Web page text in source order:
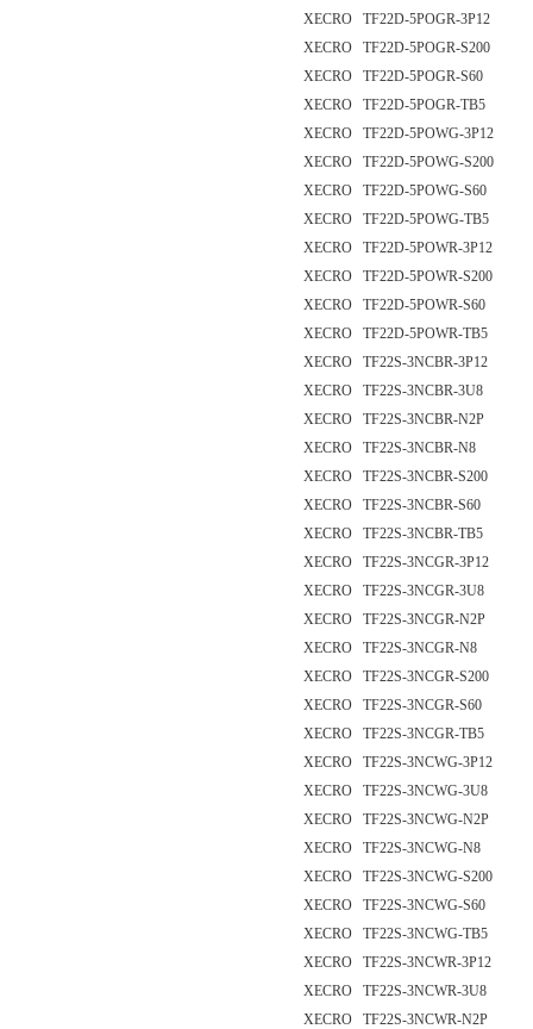
XECRO TF22D-5POGR-3P12
XECRO TF22D-5POGR-S200
XECRO TF22D-5POGR-S60
XECRO TF22D-5POGR-TB5
XECRO TF22D-5POWG-3P12
XECRO TF22D-5POWG-S200
XECRO TF22D-5POWG-S60
XECRO TF22D-5POWG-TB5
XECRO TF22D-5POWR-3P12
XECRO TF22D-5POWR-S200
XECRO TF22D-5POWR-S60
XECRO TF22D-5POWR-TB5
XECRO TF22S-3NCBR-3P12
XECRO TF22S-3NCBR-3U8
XECRO TF22S-3NCBR-N2P
XECRO TF22S-3NCBR-N8
XECRO TF22S-3NCBR-S200
XECRO TF22S-3NCBR-S60
XECRO TF22S-3NCBR-TB5
XECRO TF22S-3NCGR-3P12
XECRO TF22S-3NCGR-3U8
XECRO TF22S-3NCGR-N2P
XECRO TF22S-3NCGR-N8
XECRO TF22S-3NCGR-S200
XECRO TF22S-3NCGR-S60
XECRO TF22S-3NCGR-TB5
XECRO TF22S-3NCWG-3P12
XECRO TF22S-3NCWG-3U8
XECRO TF22S-3NCWG-N2P
XECRO TF22S-3NCWG-N8
XECRO TF22S-3NCWG-S200
XECRO TF22S-3NCWG-S60
XECRO TF22S-3NCWG-TB5
XECRO TF22S-3NCWR-3P12
XECRO TF22S-3NCWR-3U8
XECRO TF22S-3NCWR-N2P